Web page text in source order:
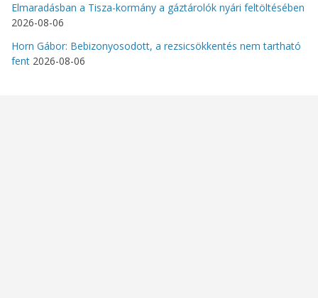
Elmaradásban a Tisza-kormány a gáztárolók nyári feltöltésében
2026-08-06
Horn Gábor: Bebizonyosodott, a rezsicsökkentés nem tartható
fent 2026-08-06